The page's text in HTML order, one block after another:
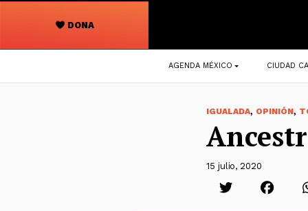
DONA
Navegación
principal
AGENDA MÉXICO CIUDAD
IGUALADA, OPINIÓN,
15 julio, 2020